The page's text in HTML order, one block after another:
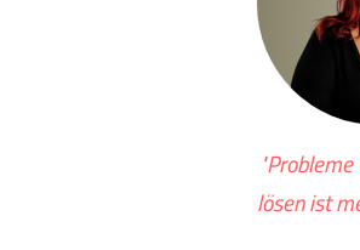
lösen ist